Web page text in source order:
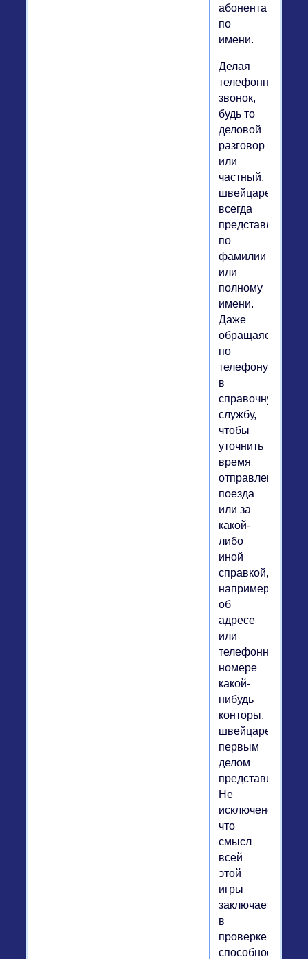
абонента
по
имени.
Делая
телефонный
звонок,
будь то
деловой
разговор
или
частный,
швейцарец
всегда
представляется
по
фамилии
или
полному
имени.
Даже
обращаясь
по
телефону
в
справочную
службу,
чтобы
уточнить
время
отправления
поезда
или за
какой-
либо
иной
справкой,
например,
об
адресе
или
телефонном
номере
какой-
нибудь
конторы,
швейцарец
первым
делом
представится.
Не
исключено,
что
смысл
всей
этой
игры
заключается
в
проверке
способности